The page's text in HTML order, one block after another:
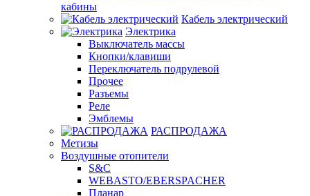
кабины
Кабель электрический
Электрика
Выключатель массы
Кнопки/клавиши
Переключатель подрулевой
Прочее
Разъемы
Реле
Эмблемы
РАСПРОДАЖА
Метизы
Воздушные отопители
S&C
WEBASTO/EBERSPACHER
Планар